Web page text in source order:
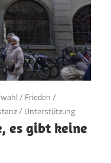
/ Frieden/
/ Unterstützung
es gibt keine